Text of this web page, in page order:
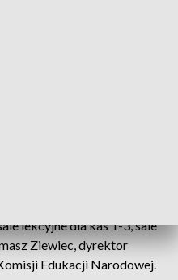
lekcyjne dla kas 1-3, sale
Ziewiec, dyrektor
Edukacji Narodowej.